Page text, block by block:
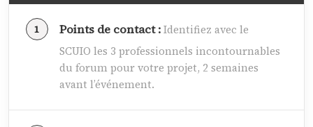
Points de contact :Identifiez avec le
SCUIO les 3 professionnels incontournables
du forum pour votre projet, 2 semaines
avant l’événement.